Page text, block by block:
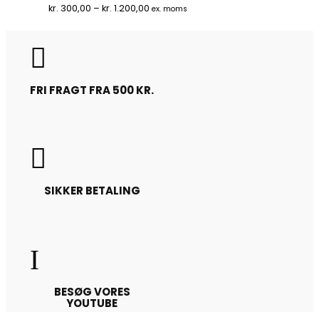
kr. 300,00 – kr. 1.200,00Prisinterval:
ex. moms

FRI FRAGT FRA 500 KR.

SIKKER BETALING
I
BESØG VORES
YOUTUBE